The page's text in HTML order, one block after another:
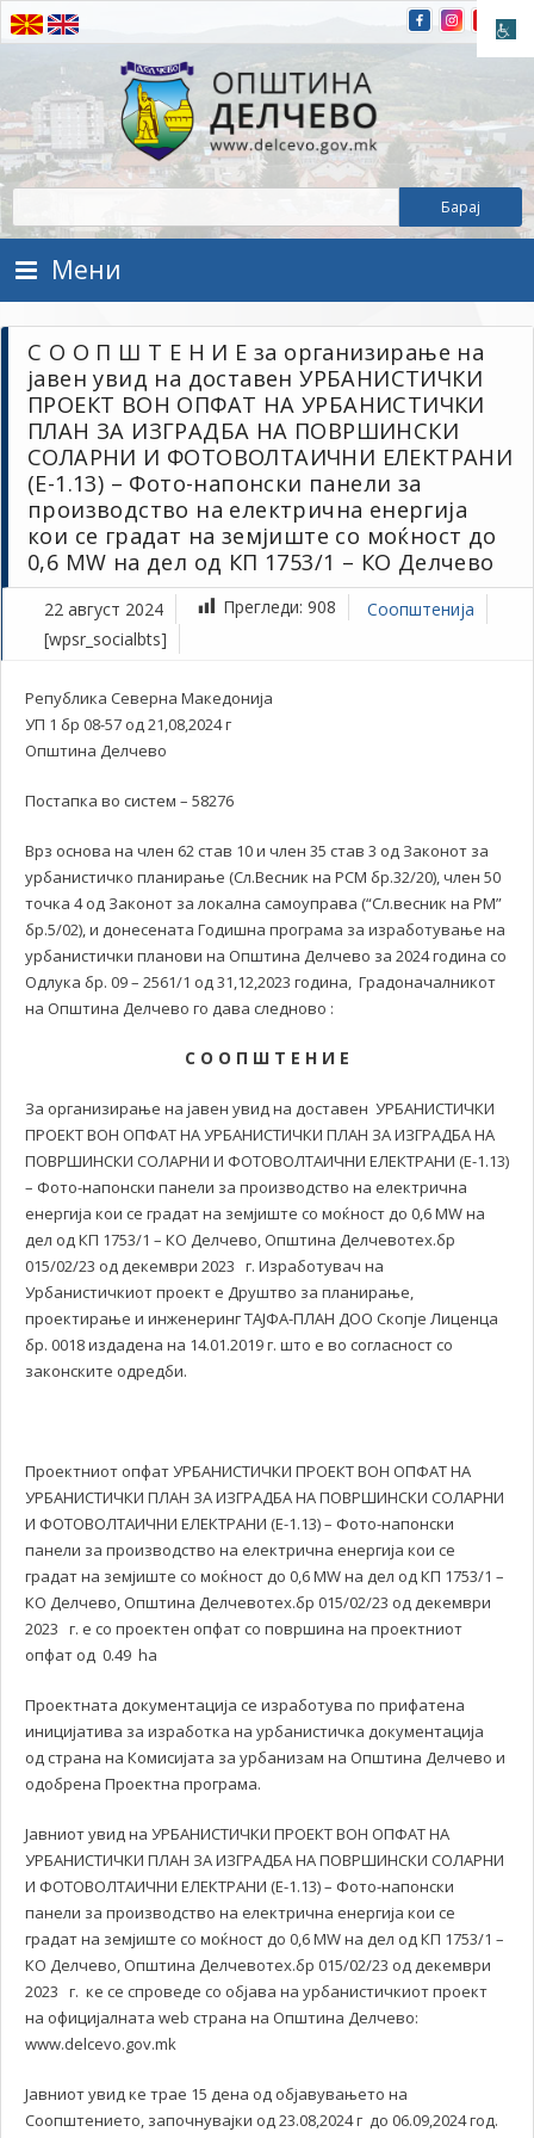
Прескокнете на содржината
Општина Делчево
Општина Делчево
Мени
С О О П Ш Т Е Н И Е за организирање на
јавен увид на доставен УРБАНИСТИЧКИ
ПРОЕКТ ВОН ОПФАТ НА УРБАНИСТИЧКИ
ПЛАН ЗА ИЗГРАДБА НА ПОВРШИНСКИ
СОЛАРНИ И ФОТОВОЛТАИЧНИ ЕЛЕКТРАНИ
(Е-1.13) – Фото-напонски панели за
производство на електрична енергија
кои се градат на земјиште со моќност до
0,6 MW на дел од КП 1753/1 – КО Делчево
22 август 2024 Прегледи: 908
Соопштенија
[wpsr_socialbts]
Република Северна Македонија
УП 1 бр 08-57 од 21,08,2024 г
Општина Делчево
Постапка во систем – 58276
Врз основа на член 62 став 10 и член 35 став 3 од Законот за
урбанистичко планирање (Сл.Весник на РСМ бр.32/20), член 50
точка 4 од Законот за локална самоуправа (“Сл.весник на РМ”
бр.5/02), и донесената Годишна програма за изработување на
урбанистички планови на Општина Делчево за 2024 година со
Одлука бр. 09 – 2561/1 од 31,12,2023 година, Градоначалникот
на Општина Делчево го дава следново :
С О О П Ш Т Е Н И Е
За организирање на јавен увид на доставен УРБАНИСТИЧКИ
ПРОЕКТ ВОН ОПФАТ НА УРБАНИСТИЧКИ ПЛАН ЗА ИЗГРАДБА НА
ПОВРШИНСКИ СОЛАРНИ И ФОТОВОЛТАИЧНИ ЕЛЕКТРАНИ (Е-1.13)
– Фото-напонски панели за производство на електрична
енергија кои се градат на земјиште со моќност до 0,6 MW на
дел од КП 1753/1 – КО Делчево, Општина Делчевотех.бр
015/02/23 од декември 2023 г. Изработувач на
Урбанистичкиот проект е Друштво за планирање,
проектирање и инженеринг ТАЈФА-ПЛАН ДОО Скопје Лиценца
бр. 0018 издадена на 14.01.2019 г. што е во согласност со
законските одредби.
Проектниот опфат УРБАНИСТИЧКИ ПРОЕКТ ВОН ОПФАТ НА
УРБАНИСТИЧКИ ПЛАН ЗА ИЗГРАДБА НА ПОВРШИНСКИ СОЛАРНИ
И ФОТОВОЛТАИЧНИ ЕЛЕКТРАНИ (Е-1.13) – Фото-напонски
панели за производство на електрична енергија кои се
градат на земјиште со моќност до 0,6 MW на дел од КП 1753/1 –
КО Делчево, Општина Делчевотех.бр 015/02/23 од декември
2023 г. е со проектен опфат со површина на проектниот
опфат од 0.49 ha
Проектната документација се изработува по прифатена
иницијатива за изработка на урбанистичка документација
од страна на Комисијата за урбанизам на Општина Делчево и
одобрена Проектна програма.
Јавниот увид на УРБАНИСТИЧКИ ПРОЕКТ ВОН ОПФАТ НА
УРБАНИСТИЧКИ ПЛАН ЗА ИЗГРАДБА НА ПОВРШИНСКИ СОЛАРНИ
И ФОТОВОЛТАИЧНИ ЕЛЕКТРАНИ (Е-1.13) – Фото-напонски
панели за производство на електрична енергија кои се
градат на земјиште со моќност до 0,6 MW на дел од КП 1753/1 –
КО Делчево, Општина Делчевотех.бр 015/02/23 од декември
2023 г. ке се спроведе со објава на урбанистичкиот проект
на официјалната web страна на Општина Делчево:
www.delcevo.gov.mk
Јавниот увид ке трае 15 дена од објавувањето на
Соопштението, започнувајки од 23.08,2024 г до 06.09,2024 год.